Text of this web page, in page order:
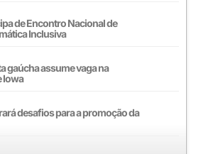
de Encontro Nacional de
Inclusiva
gaúcha assume vaga na
Iowa
desafios para a promoção da